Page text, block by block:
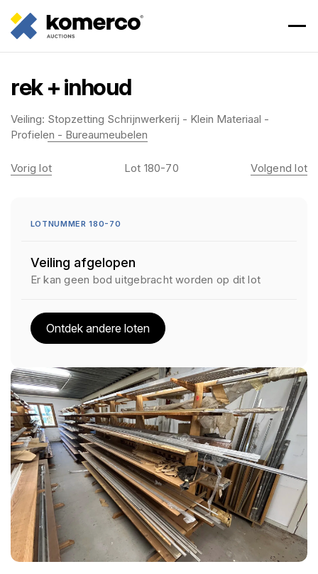
rek + inhoud
Veiling: Stopzetting Schrijnwerkerij - Klein Materiaal -
Profielen - Bureaumeubelen
Vorig lot Lot 180-70 Volgend lot
LOTNUMMER 180-70
Veiling afgelopen
Er kan geen bod uitgebracht worden op dit lot
Ontdek andere loten